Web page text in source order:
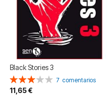
Black Stories 3
Valoración:
60%
7 comentarios
11,65 €